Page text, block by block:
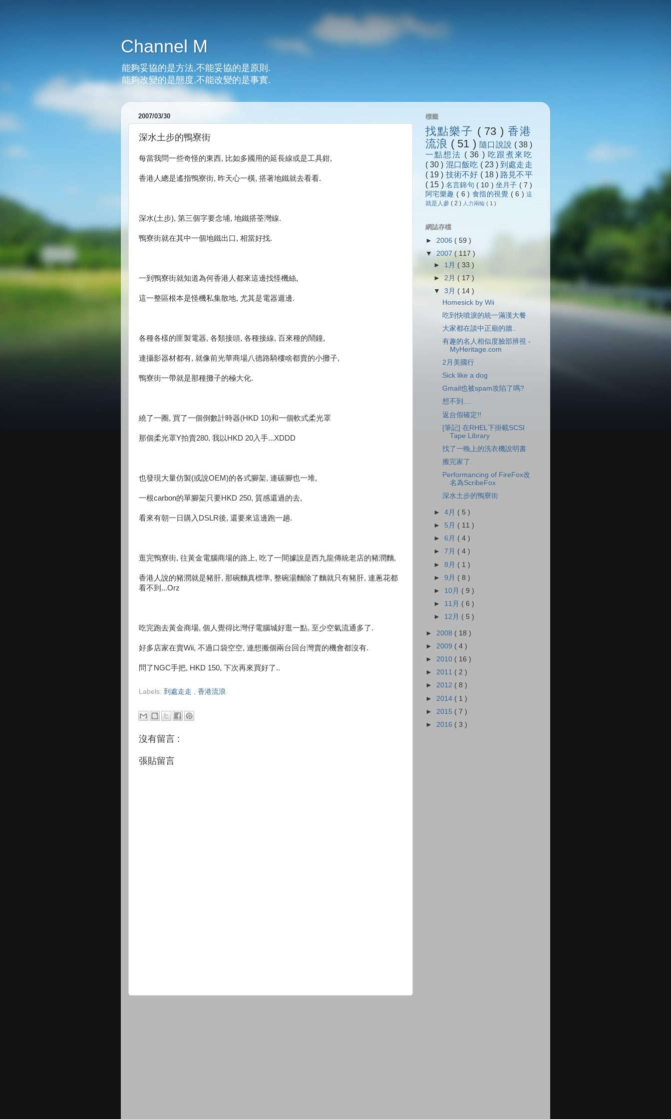
Channel M
能夠妥協的是方法,不能妥協的是原則.
能夠改變的是態度,不能改變的是事實.
2007/03/30
深水土步的鴨寮街
每當我問一些奇怪的東西, 比如多國用的延長線或是工具鉗,
香港人總是遙指鴨寮街, 昨天心一橫, 搭著地鐵就去看看.
深水(土步), 第三個字要念埔, 地鐵搭荃灣線.
鴨寮街就在其中一個地鐵出口, 相當好找.
一到鴨寮街就知道為何香港人都來這邊找怪機絲,
這一整區根本是怪機私集散地, 尤其是電器週邊.
各種各樣的匪製電器, 各類接頭, 各種接線, 百來種的鬧鐘,
連攝影器材都有, 就像前光華商場八德路騎樓啥都賣的小攤子,
鴨寮街一帶就是那種攤子的極大化.
繞了一圈, 買了一個倒數計時器(HKD 10)和一個軟式柔光罩
那個柔光罩Y拍賣280, 我以HKD 20入手...XDDD
也發現大量仿製(或說OEM)的各式腳架, 連碳腳也一堆,
一根carbon的單腳架只要HKD 250, 質感還過的去,
看來有朝一日購入DSLR後, 還要來這邊跑一趟.
逛完鴨寮街, 往黃金電腦商場的路上, 吃了一間據說是西九龍傳統老店的豬潤麵,
香港人說的豬潤就是豬肝, 那碗麵真標準, 整碗湯麵除了麵就只有豬肝, 連蔥花都
看不到...Orz
吃完跑去黃金商場, 個人覺得比灣仔電腦城好逛一點, 至少空氣流通多了.
好多店家在賣Wii, 不過口袋空空, 連想搬個兩台回台灣賣的機會都沒有.
問了NGC手把, HKD 150, 下次再來買好了..
Labels: 到處走走 香港流浪
沒有留言 :
張貼留言
標籤
找點樂子 ( 73 )香港
流浪 ( 51 ) 隨口說說 ( 38 )
一點想法 ( 36 ) 吃跟煮來吃
( 30 ) 混口飯吃 ( 23 )到處走走
( 19 ) 技術不好 ( 18 ) 路見不平
( 15 ) 名言錦句 ( 10 ) 坐月子 ( 7 )
阿宅樂趣 ( 6 ) 食指的視覺 ( 6 )這
就是人參 ( 2 ) 人力兩輪 ( 1 )
網誌存檔
► 2006 ( 59 )
▼ 2007 ( 117 )
► 1月 ( 33 )
► 2月 ( 17 )
▼3月 ( 14 )
Homesick by Wii
吃到快噴淚的統一滿漢大餐
大家都在談中正廟的牆..
有趣的名人相似度臉部辨視 -
MyHeritage.com
2月美國行
Sick like a dog
Gmail也被spam攻陷了嗎?
想不到....
返台假確定!!
[筆記] 在RHEL下掛載SCSI
Tape Library
找了一晚上的洗衣機說明書
搬完家了.
Performancing of FireFox改
名為ScribeFox
深水土步的鴨寮街
►4月 ( 5 )
► 5月 ( 11 )
►6月 ( 4 )
►7月 ( 4 )
►8月 ( 1 )
►9月 ( 8 )
► 10月 ( 9 )
► 11月 ( 6 )
► 12月 ( 5 )
► 2008 ( 18 )
► 2009 ( 4 )
► 2010 ( 16 )
► 2011 ( 2 )
► 2012 ( 8 )
► 2014 ( 1 )
► 2015 ( 7 )
► 2016 ( 3 )